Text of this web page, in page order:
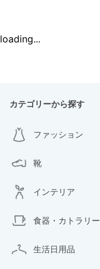
loading...
カテゴリーから探す
ファッション
靴
インテリア
食器・カトラリー
生活日用品